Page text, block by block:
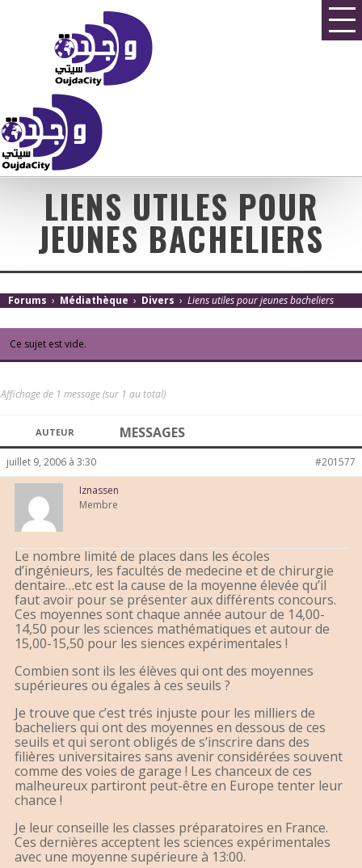
LIENS UTILES POUR
JEUNES BACHELIERS
Forums › Médiathèque › Divers › Liens utiles pour jeunes bacheliers
Ce sujet est vide.
Affichage de 1 message (sur 1 au total)
AUTEUR MESSAGES
juillet 9, 2006 à 3:30 #201577
Iznassen
Membre
Le nombre limité de places dans les écoles
d’ingénieurs, les facultés de medecine et de chirurgie
dentaire…etc est la cause de la moyenne élevée qu’il
faut avoir pour se présenter aux différents concours.
Ces moyennes sont chaque année autour de 14,00-
14,50 pour les sciences mathématiques et autour de
15,00-15,50 pour les siences expérimentales !
Combien sont ils les élèves qui ont des moyennes
supérieures ou égales à ces seuils ?
Je trouve que c’est trés injuste pour les milliers de
bacheliers qui ont des moyennes en dessous de ces
seuils et qui seront obligés de s’inscrire dans des
filières universitaires sans avenir considérées souvent
comme des voies de garage ! Les chanceux de ces
malheureux partiront peut-être en Europe tenter leur
chance !
Je leur conseille les classes préparatoires en France.
Ces dernières acceptent les sciences expérimentales
avec une moyenne supérieure à 13:00.